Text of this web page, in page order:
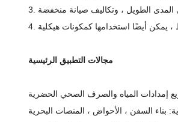
مجالات التطبيق الرئيسية
إمدادات المياه والصرف الصحي الحضرية
بناء السفن ، الأحواض ، المنصات البحرية